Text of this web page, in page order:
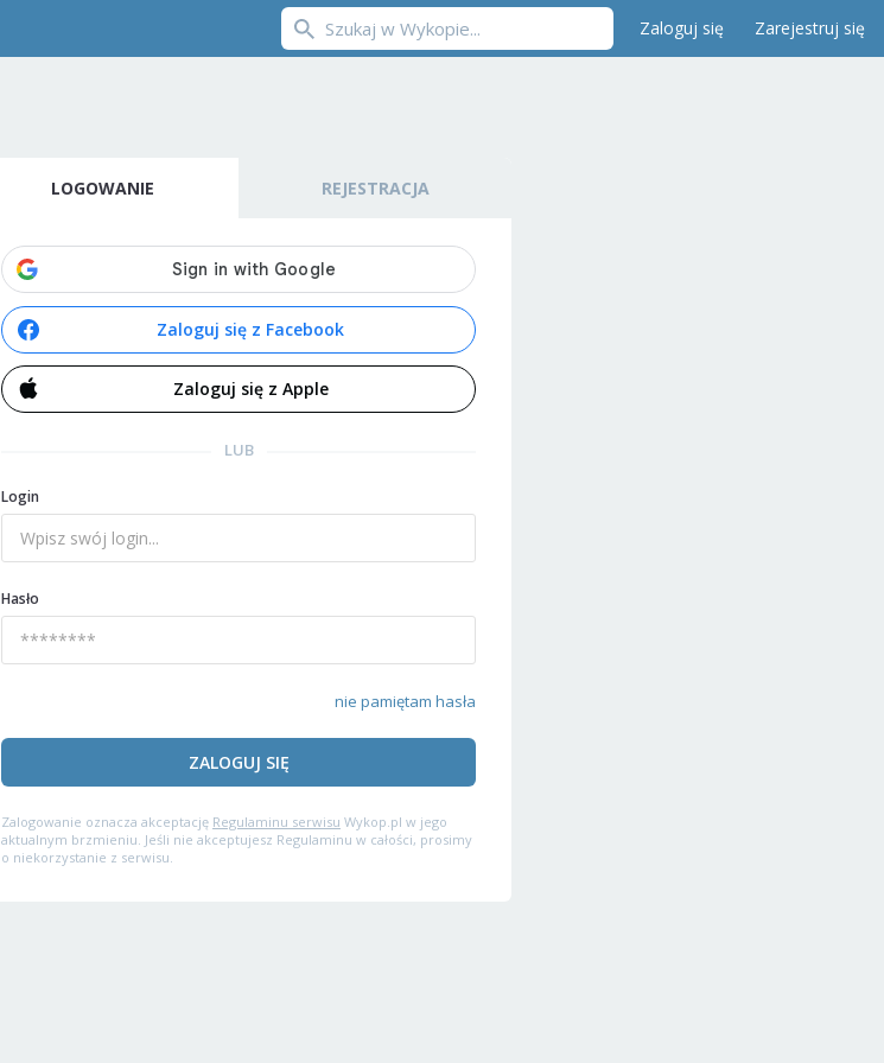
Zaloguj się Zarejestruj się
LOGOWANIE REJESTRACJA
Zaloguj się z Facebook
Zaloguj się z Apple
LUB
Login
Hasło
nie pamiętam hasła
ZALOGUJ SIĘ
Zalogowanie oznacza akceptację Regulaminu serwisu Wykop.pl w jego
aktualnym brzmieniu. Jeśli nie akceptujesz Regulaminu w całości, prosimy
o niekorzystanie z serwisu.